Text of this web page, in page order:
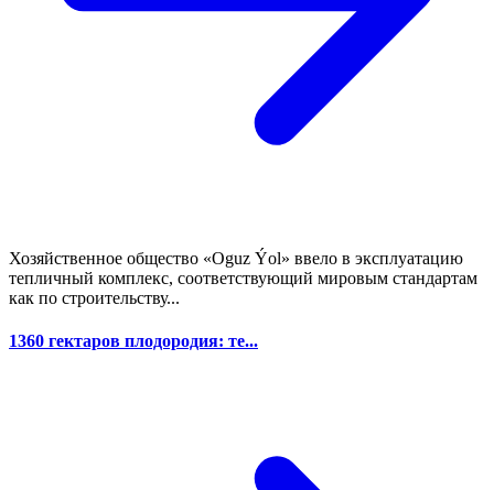
Хозяйственное общество «Oguz Ýol» ввело в эксплуатацию
тепличный комплекс, соответствующий мировым стандартам
как по строительству...
1360 гектаров плодородия: те...